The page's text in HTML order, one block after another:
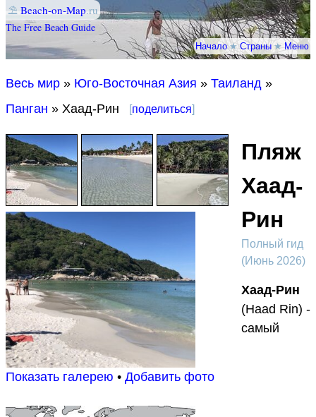
⛱ Beach-on-Map.ru
The Free Beach Guide
Начало★Страны★Меню
Весь мир » Юго-Восточная Азия » Таиланд »
Панган » Хаад-Рин [поделиться]
Показать галерею • Добавить фото
Пляж
Хаад-
Рин
Полный гид
(Июнь 2026)
Хаад-Рин
(Haad Rin) -
самый